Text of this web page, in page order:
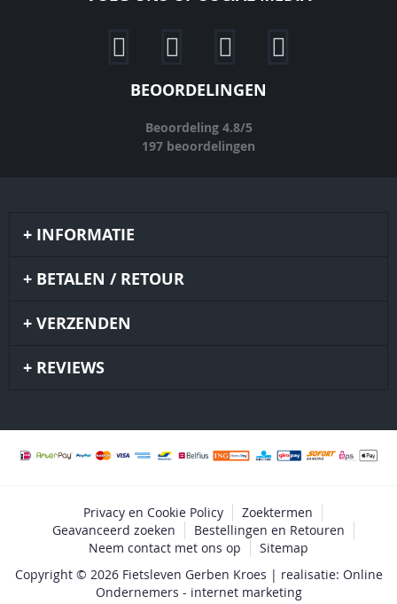
BEOORDELINGEN
Beoordeling 4.8/5
197 beoordelingen
INFORMATIE
BETALEN / RETOUR
VERZENDEN
REVIEWS
Privacy en Cookie Policy
Zoektermen
Geavanceerd zoeken
Bestellingen en Retouren
Neem contact met ons op
Sitemap
Copyright © 2026 Fietsleven Gerben Kroes | realisatie: Online
Ondernemers - internet marketing